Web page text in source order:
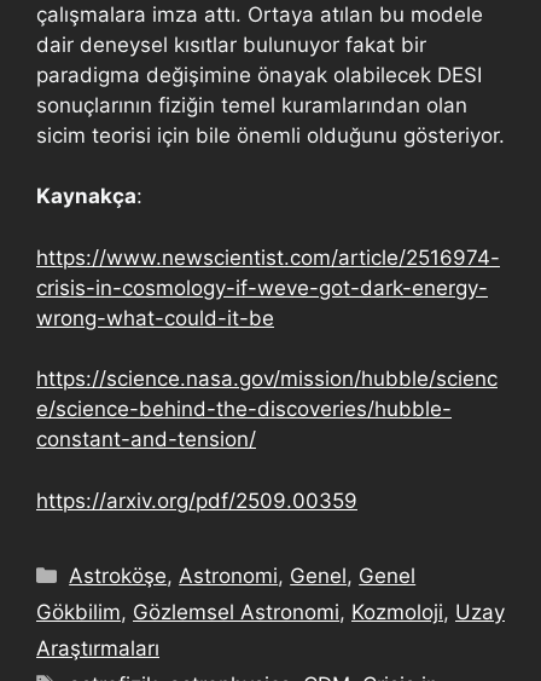
çalışmalara imza attı. Ortaya atılan bu modele
dair deneysel kısıtlar bulunuyor fakat bir
paradigma değişimine önayak olabilecek DESI
sonuçlarının fiziğin temel kuramlarından olan
sicim teorisi için bile önemli olduğunu gösteriyor.
Kaynakça:
https://www.newscientist.com/article/2516974-
crisis-in-cosmology-if-weve-got-dark-energy-
wrong-what-could-it-be
https://science.nasa.gov/mission/hubble/scienc
e/science-behind-the-discoveries/hubble-
constant-and-tension/
https://arxiv.org/pdf/2509.00359
Astroköşe, Astronomi, Genel, Genel
Gökbilim, Gözlemsel Astronomi, Kozmoloji, Uzay
Araştırmaları